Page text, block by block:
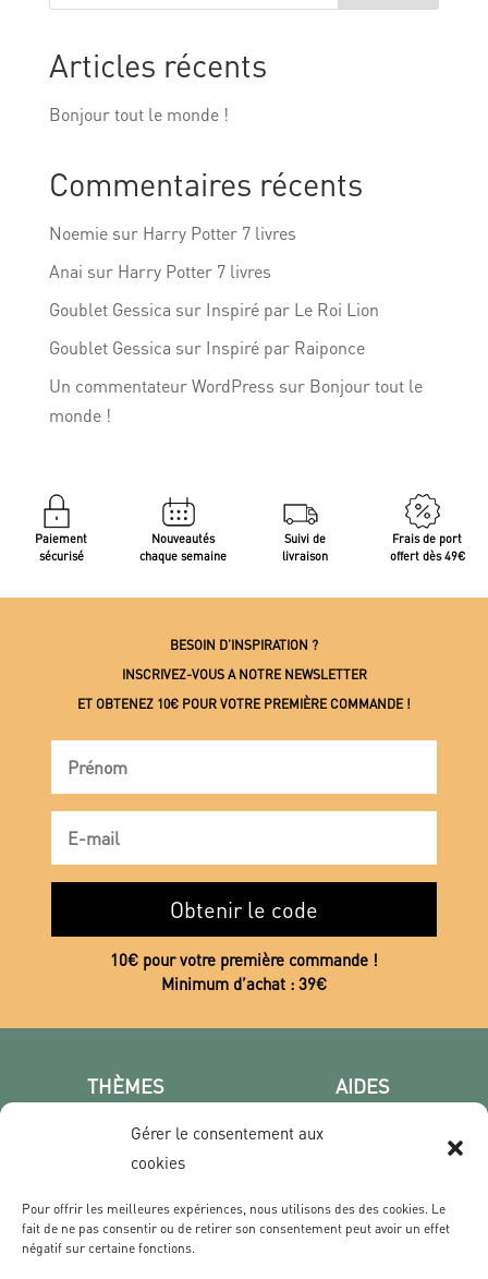
Gérer le consentement aux
cookies
Pour offrir les meilleures expériences, nous utilisons des des cookies. Le
fait de ne pas consentir ou de retirer son consentement peut avoir un effet
négatif sur certaine fonctions.
Articles récents
Bonjour tout le monde !
Commentaires récents
Noemiesur Harry Potter 7 livres
Anai sur Harry Potter 7 livres
Goublet Gessica sur Inspiré par Le Roi Lion
Goublet Gessica sur Inspiré par Raiponce
Un commentateur WordPress sur Bonjour tout le
monde !
Paiement
sécurisé
Nouveautés
chaque semaine
Suivi de
livraison
Frais de port
offert dès 49€
BESOIN D’INSPIRATION ?
INSCRIVEZ-VOUS A NOTRE NEWSLETTER
ET OBTENEZ 10€ POUR VOTRE PREMIÈRE COMMANDE !
Obtenir le code
10€ pour votre première commande !
Minimum d’achat : 39€
THÈMES
Poster photo
Les villes
Film & Série
AIDES